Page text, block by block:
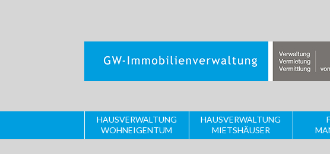
HAUSVERWALTUNG
WOHNEIGENTUM
HAUSVERWALTUNG
MIETSHÄUSER